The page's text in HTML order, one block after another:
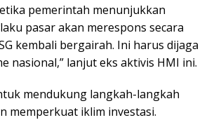
pemerintah menunjukkan
pasar akan merespons secara
kembali bergairah. Ini harus dijaga
nasional,” lanjut eks aktivis HMI ini.
mendukung langkah-langkah
memperkuat iklim investasi.